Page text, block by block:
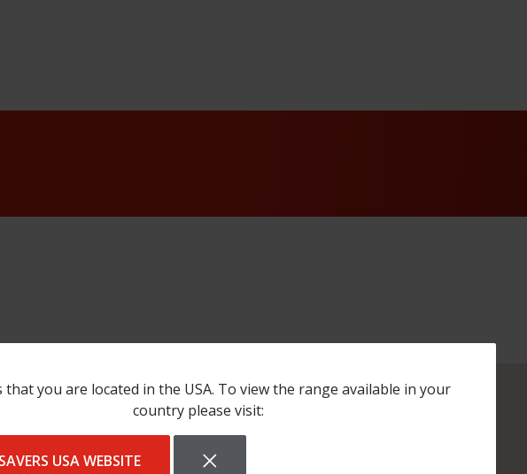
that you are located in the USA. To view the range available in your
country please visit:
USA WEBSITE